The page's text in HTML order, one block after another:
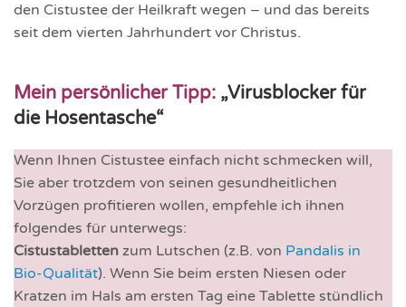
den Cistustee der Heilkraft wegen – und das bereits
seit dem vierten Jahrhundert vor Christus.
Mein persönlicher Tipp: „Virusblocker für
die Hosentasche“
Wenn Ihnen Cistustee einfach nicht schmecken will,
Sie aber trotzdem von seinen gesundheitlichen
Vorzügen profitieren wollen, empfehle ich ihnen
folgendes für unterwegs:
Cistustabletten zum Lutschen (z.B. von Pandalis in
Bio-Qualität). Wenn Sie beim ersten Niesen oder
Kratzen im Hals am ersten Tag eine Tablette stündlich